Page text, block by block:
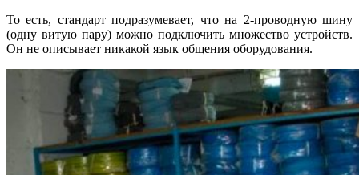
То есть, стандарт подразумевает, что на 2-проводную шину
(одну витую пару) можно подключить множество устройств.
Он не описывает никакой язык общения оборудования.